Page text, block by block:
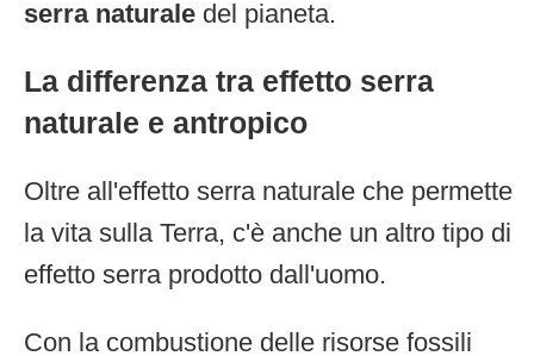
serra naturale del pianeta.
La differenza tra effetto serra
naturale e antropico
Oltre all'effetto serra naturale che permette
la vita sulla Terra, c'è anche un altro tipo di
effetto serra prodotto dall'uomo.
Con la combustione delle risorse fossili